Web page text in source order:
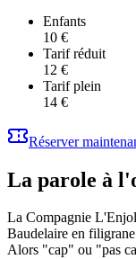
Enfants
10 €
Tarif réduit
12 €
Tarif plein
14 €
Réserver
La parole à
La Compagnie
Baudelaire en
Alors "cap" ou "pas